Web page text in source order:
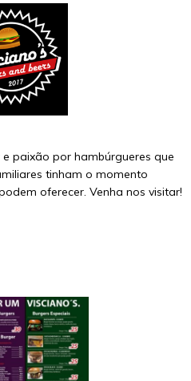
paixão por hambúrgueres que
tinham o momento
oferecer. Venha nos visitar!